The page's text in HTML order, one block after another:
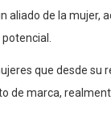
aliado de la mujer,
que desde su
de marca,